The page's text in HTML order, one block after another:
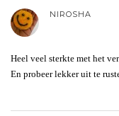
NIROSHA
Heel veel sterkte met het
En probeer lekker uit te